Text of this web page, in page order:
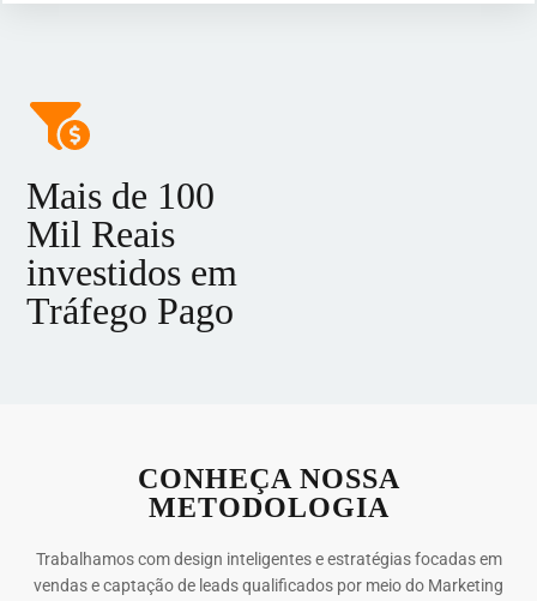
Mais de 100
Mil Reais
investidos em
Tráfego Pago
CONHEÇA NOSSA
METODOLOGIA
Trabalhamos com design inteligentes e estratégias focadas em
vendas e captação de leads qualificados por meio do Marketing